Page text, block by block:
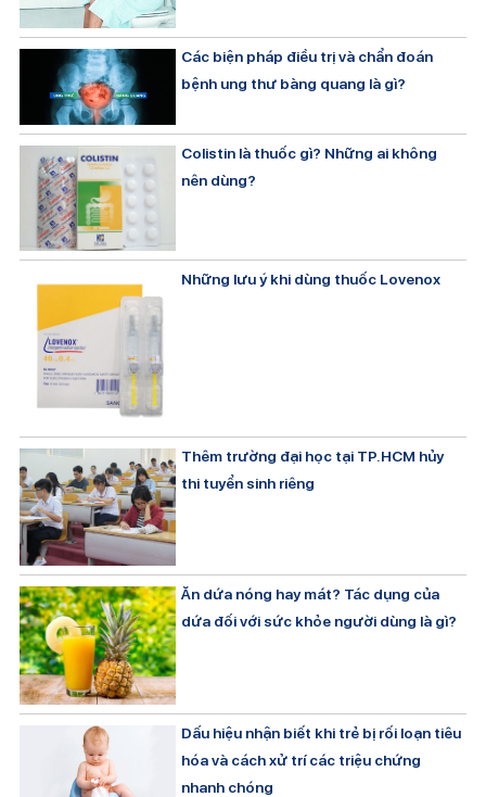
Các biện pháp điều trị và chẩn đoán
bệnh ung thư bàng quang là gì?
Colistin là thuốc gì? Những ai không
nên dùng?
Những lưu ý khi dùng thuốc Lovenox
Thêm trường đại học tại TP.HCM hủy
thi tuyển sinh riêng
Ăn dứa nóng hay mát? Tác dụng của
dứa đối với sức khỏe người dùng là gì?
Dấu hiệu nhận biết khi trẻ bị rối loạn tiêu
hóa và cách xử trí các triệu chứng
nhanh chóng